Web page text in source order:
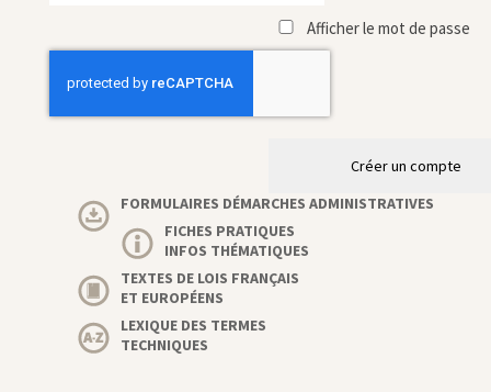
Afficher le mot de passe
Créer un compte
FORMULAIRES DÉMARCHES ADMINISTRATIVES
FICHES PRATIQUES
INFOS THÉMATIQUES
TEXTES DE LOIS FRANÇAIS
ET EUROPÉENS
LEXIQUE DES TERMES
TECHNIQUES